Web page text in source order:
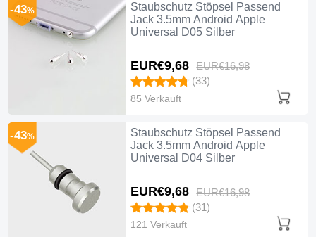
Staubschutz Stöpsel Passend
Jack 3.5mm Android Apple
Universal D05 Silber
EUR€9,68 EUR€16,98
-43%
(33)
85 Verkauft
Staubschutz Stöpsel Passend
Jack 3.5mm Android Apple
Universal D04 Silber
EUR€9,68 EUR€16,98
-43%
(31)
121 Verkauft